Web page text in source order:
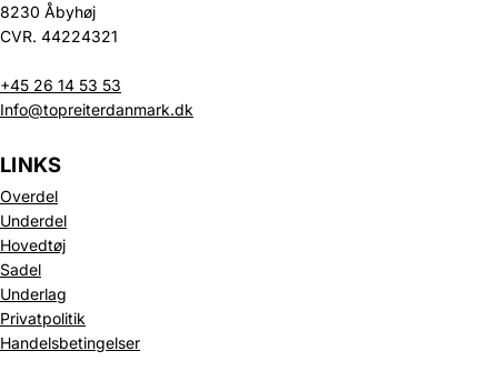
8230 Åbyhøj
CVR. 44224321
+45 26 14 53 53
Info@topreiterdanmark.dk
LINKS
Overdel
Underdel
Hovedtøj
Sadel
Underlag
Privatpolitik
Handelsbetingelser
Politik om beskyttelse af persondata
Refusionspolitik